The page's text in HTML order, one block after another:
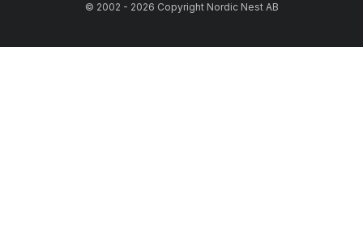
© 2002 - 2026 Copyright Nordic Nest AB